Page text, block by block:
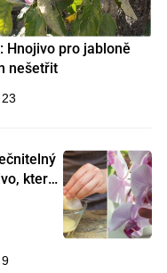
Hnojivo pro jabloně
nešetřit
které